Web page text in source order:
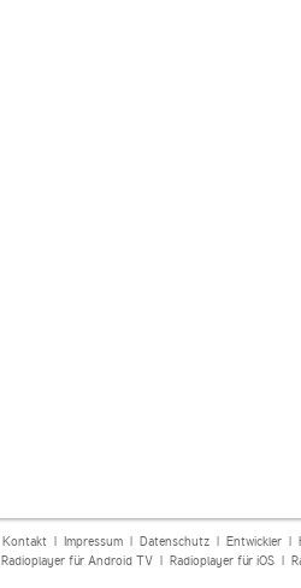
Kontakt| Impressum| Datenschutz| Entwickler|
Radioplayer für Android TV| Radioplayer für iOS|